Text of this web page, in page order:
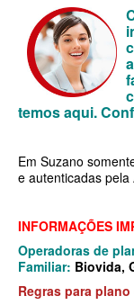
INTERCLINICAS
KIPP PLANO DE
MEDIAL PLANO
MEDICAL
NEXT SEISA
ONE HEALTH
temos aqui.
Em Suzano
e autenticadas pela
INFORMAÇÕES
Operadoras de
Familiar: Biovida,
Regras para